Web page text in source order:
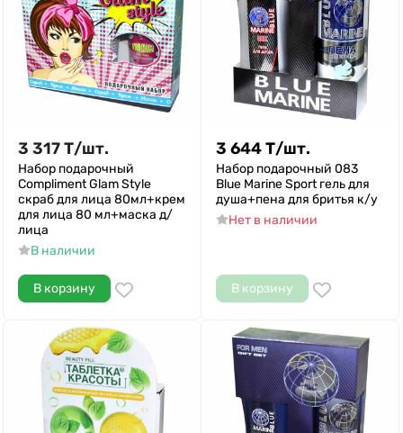
3 317Т/шт.
Набор подарочный
Compliment Glam Style
скраб для лица 80мл+крем
для лица 80 мл+маска д/
лица
В наличии
В корзину
3 644Т/шт.
Набор подарочный 083
Blue Marine Sport гель для
душа+пена для бритья к/у
Нет в наличии
В корзину